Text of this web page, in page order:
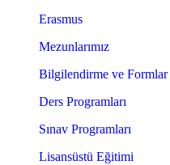
Erasmus
Mezunlarımız
Bilgilendirme ve Formlar
Ders Programları
Sınav Programları
Lisansüstü Eğitimi